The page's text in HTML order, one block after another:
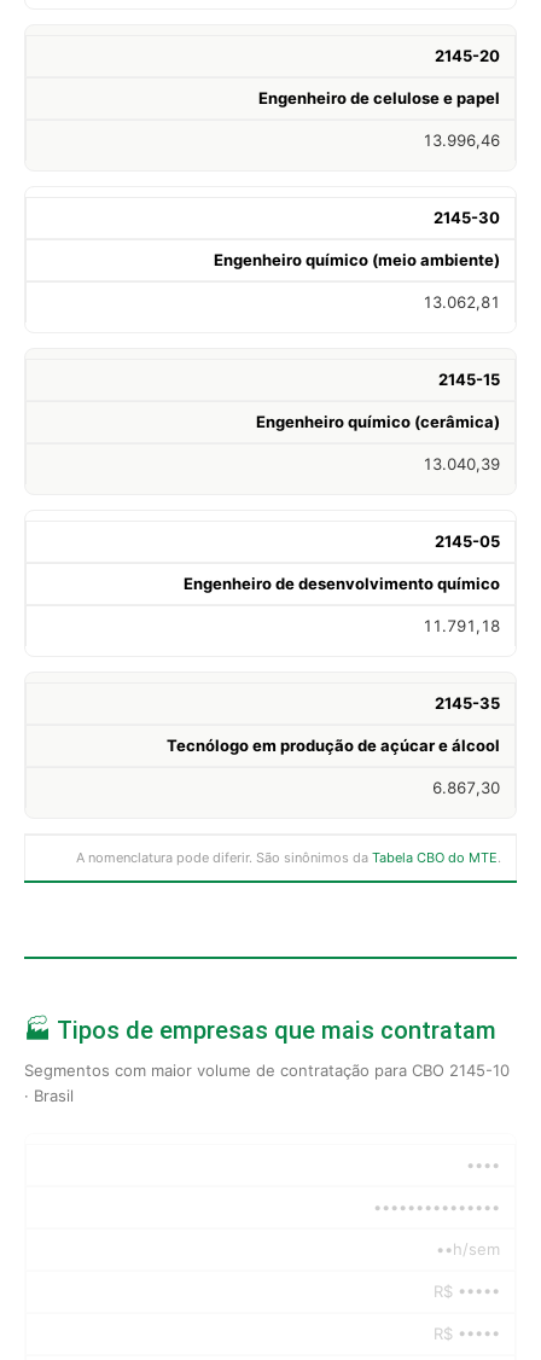
2145-20
Engenheiro de celulose e papel
13.996,46
2145-30
Engenheiro químico (meio ambiente)
13.062,81
2145-15
Engenheiro químico (cerâmica)
13.040,39
2145-05
Engenheiro de desenvolvimento químico
11.791,18
2145-35
Tecnólogo em produção de açúcar e álcool
6.867,30
A nomenclatura pode diferir. São sinônimos da Tabela CBO do MTE.
🏭 Tipos de empresas que mais contratam
Segmentos com maior volume de contratação para CBO 2145-10
· Brasil
••••
•••••••••••••••
••h/sem
R$ •••••
R$ •••••